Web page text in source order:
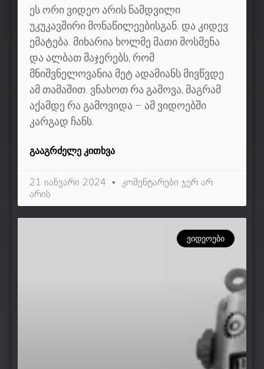
ეს ორი ვიდეო არის ნამდვილი
უკუკავშირი მონაწილეებისგან. და კიდევ
ემატება. მიხარია ხოლმე მათი მოსმენა
და ალბათ მაჯერებს, რომ
მნიშვნელოვანია მეტ ადამიანს მივწვდე
ამ თამაშით. ვნახოთ რა გამოვა, მაგრამ
აქამდე რა გამოვიდა – ამ ვიდოებში
კარგად ჩანს.
ᲒᲐᲐᲒᲠᲫᲔᲚᲔ ᲙᲘᲗᲮᲕᲐ
21 იანვარი 2024
კომენტარები ჯერ არ
არის
ᲕᲘᲓᲔᲝᲔᲑᲘ